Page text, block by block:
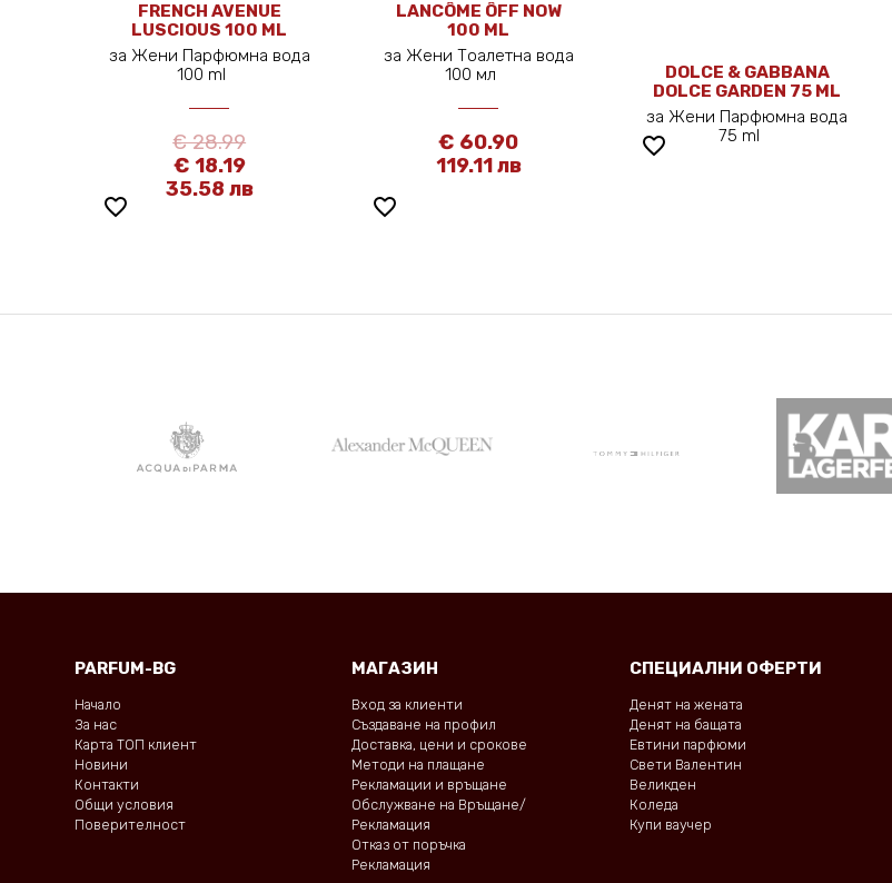
favorite_border
FRENCH AVENUE
LUSCIOUS 100 ML
за Жени Парфюмна вода
100 ml
€ 28.99
€ 18.19
35.58 лв
favorite_border
LANCÔME ÔFF NOW
100 ML
за Жени Тоалетна вода
100 мл
€ 60.90
119.11 лв
favorite_border
DOLCE & GABBANA
DOLCE GARDEN 75 ML
за Жени Парфюмна вода
75 ml
PARFUM-BG
Начало
За нас
Карта ТОП клиент
Новини
Контакти
Общи условия
Поверителност
МАГАЗИН
Вход за клиенти
Създаване на профил
Доставка, цени и срокове
Методи на плащане
Рекламации и връщане
Обслужване на Връщане/
Рекламация
Отказ от поръчка
Рекламация
СПЕЦИАЛНИ ОФЕРТИ
Денят на жената
Денят на бащата
Евтини парфюми
Свети Валентин
Великден
Коледа
Купи ваучер